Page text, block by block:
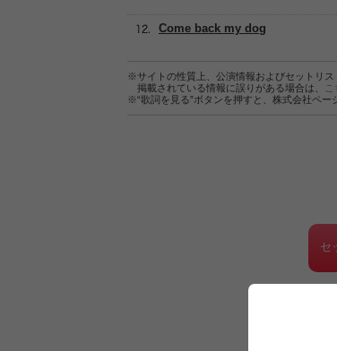
Come back my dog
※サイトの性質上、公演情報およびセットリス
掲載されている情報に誤りがある場合は、
こ
※“歌詞を見る”ボタンを押すと、株式会社ペー
セ